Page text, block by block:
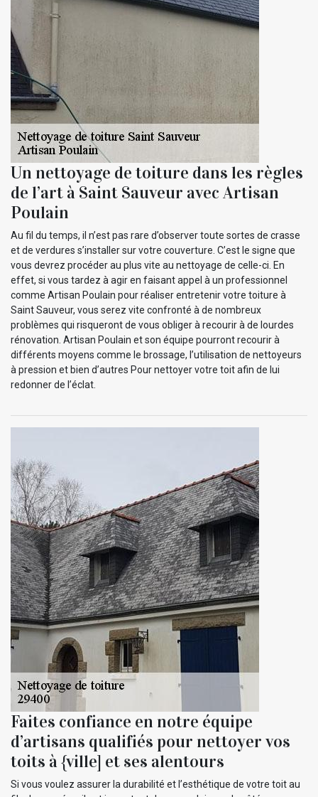
Un nettoyage de toiture dans les règles
de l’art à Saint Sauveur avec Artisan
Poulain
Au fil du temps, il n’est pas rare d’observer toute sortes de crasse
et de verdures s’installer sur votre couverture. C’est le signe que
vous devrez procéder au plus vite au nettoyage de celle-ci. En
effet, si vous tardez à agir en faisant appel à un professionnel
comme Artisan Poulain pour réaliser entretenir votre toiture à
Saint Sauveur, vous serez vite confronté à de nombreux
problèmes qui risqueront de vous obliger à recourir à de lourdes
rénovation. Artisan Poulain et son équipe pourront recourir à
différents moyens comme le brossage, l’utilisation de nettoyeurs
à pression et bien d’autres Pour nettoyer votre toit afin de lui
redonner de l’éclat.
Faites confiance en notre équipe
d’artisans qualifiés pour nettoyer vos
toits à {ville] et ses alentours
Si vous voulez assurer la durabilité et l’esthétique de votre toit au